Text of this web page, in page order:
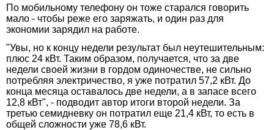
По мобильному телефону он тоже старался говорить
мало - чтобы реже его заряжать, и один раз для
экономии зарядил на работе.
"Увы, но к концу недели результат был неутешительным:
плюс 24 кВт. Таким образом, получается, что за две
недели своей жизни в гордом одиночестве, не сильно
потребляя электричество, я уже потратил 57,2 кВт. До
конца месяца оставалось две недели, а в запасе всего
12,8 кВт", - подводит автор итоги второй недели. За
третью семидневку он потратил еще 21,4 кВт, то есть в
общей сложности уже 78,6 кВт.